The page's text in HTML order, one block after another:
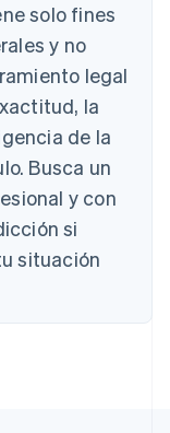
solo fines
y no
legal
la
de la
Busca un
y con
si
situación